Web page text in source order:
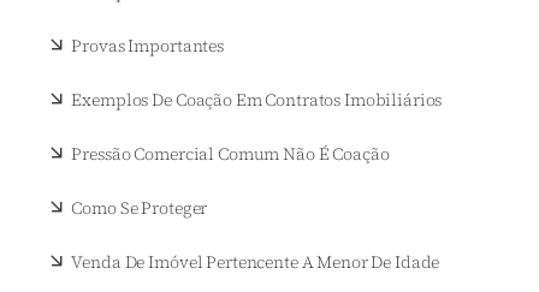
Provas Importantes
Exemplos De Coação Em Contratos Imobiliários
Pressão Comercial Comum Não É Coação
Como Se Proteger
Venda De Imóvel Pertencente A Menor De Idade